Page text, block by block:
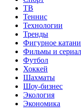
ТВ
Теннис
Технологии
Тренды
Фигурное
Фильмы и
Футбол
Хоккей
Шахматы
Шоу-бизнес
Экология
Экономика